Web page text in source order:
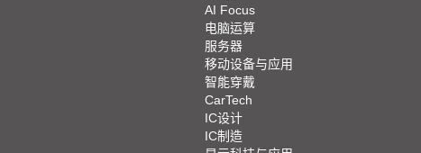
AI Focus
电脑运算
服务器
移动设备与应用
智能穿戴
CarTech
IC设计
IC制造